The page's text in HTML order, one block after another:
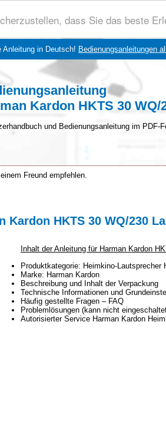
dass Sie das beste
Anleitung in Deutsch! Bedienungsanleitungen
Kardon HKTS 30
und Bedienungsanleitung im PDF-
Freund empfehlen.
Kardon HKTS 30 WQ/230
Inhalt der Anleitung für Harman Kardon
Produktkategorie: Heimkino-Lautsprecher
Marke: Harman Kardon
Beschreibung und Inhalt der Verpackung
Technische Informationen und
Häufig gestellte Fragen – FAQ
Problemlösungen (kann nicht
Autorisierter Service Harman Kardon